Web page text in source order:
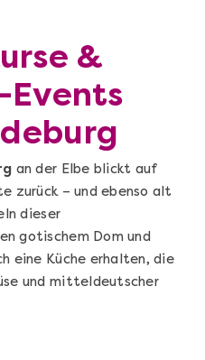
&
Events
an der Elbe blickt auf
zurück – und ebenso alt
dieser
gotischem Dom und
eine Küche erhalten, die
und mitteldeutscher